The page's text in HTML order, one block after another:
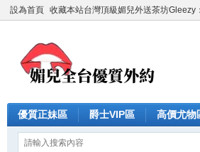
設為首頁 收藏本站台灣頂級媚兒外送茶坊Gleezy
優質正妹區 爵士VIP區 高價尤物